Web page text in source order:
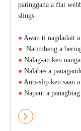
patinggana a flat
slings.
● Awan ti nagdadait
● Natimbeng a
● Nalag-an ken
● Nalabes a
● Anti-slip ken saan
● Napaut a